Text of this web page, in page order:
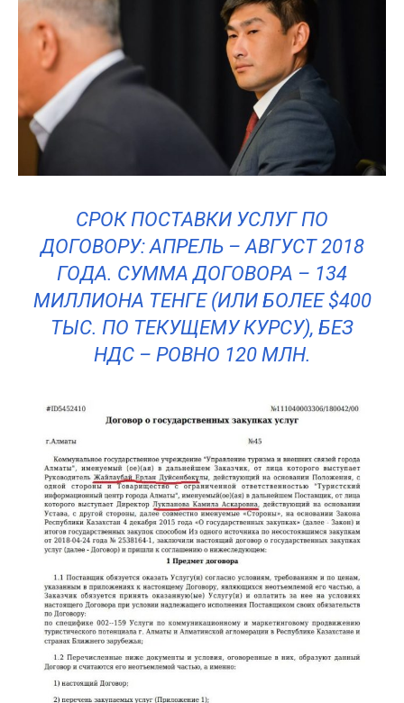
СРОК ПОСТАВКИ УСЛУГ ПО
ДОГОВОРУ: АПРЕЛЬ – АВГУСТ 2018
ГОДА. СУММА ДОГОВОРА – 134
МИЛЛИОНА ТЕНГЕ (ИЛИ БОЛЕЕ $400
ТЫС. ПО ТЕКУЩЕМУ КУРСУ), БЕЗ
НДС – РОВНО 120 МЛН.